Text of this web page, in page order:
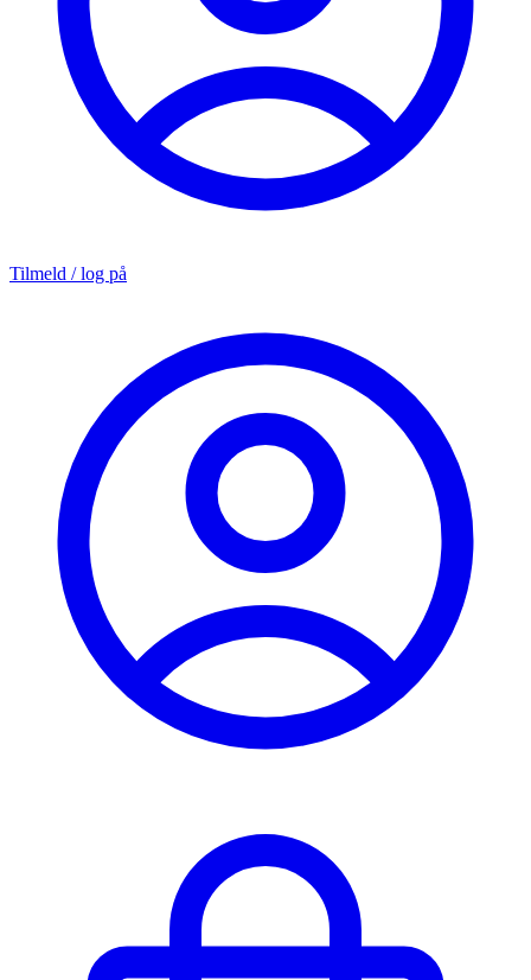
Tilmeld / log på